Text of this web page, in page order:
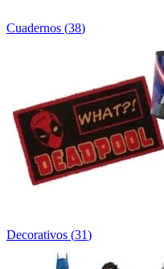
Cuadernos (38)
Decorativos (31)